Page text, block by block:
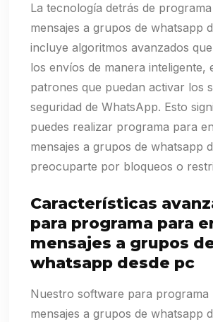
La tecnología detrás de
mensajes a grupos de whatsapp
incluye algoritmos avanzados
los envíos de manera inteligente,
patrones que puedan activar los
seguridad de WhatsApp. Esto
puedes realizar programa para
mensajes a grupos de whatsapp
preocuparte por bloqueos o
Características
para programa para
mensajes a grupos
whatsapp desde pc
Nuestro software para programa
mensajes a grupos de whatsapp